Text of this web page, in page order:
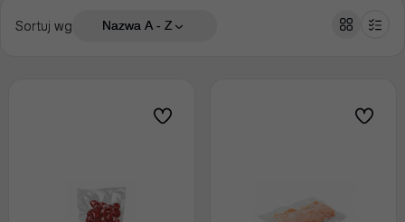
Sortuj wg Nazwa A - Z